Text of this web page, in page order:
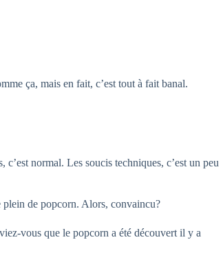
ça, mais en fait, c’est tout à fait banal.
normal. Les soucis techniques, c’est un peu
plein de popcorn. Alors, convaincu?
vous que le popcorn a été découvert il y a